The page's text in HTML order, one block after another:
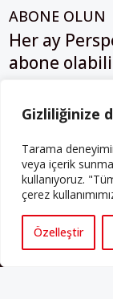
Gizliliğinize
Tarama
veya içerik
kullanıyoruz.
çerez
Özelleştir
ABONE OLUN
Her ay
abone
HAKKIMIZDA
Avrupa’ya işçi
bulundukları
“aidiyet”, “İslam”
sorgulanmasına